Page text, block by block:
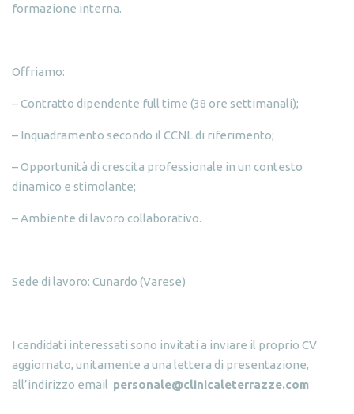
formazione interna.
Offriamo:
– Contratto dipendente full time (38 ore settimanali);
– Inquadramento secondo il CCNL di riferimento;
– Opportunità di crescita professionale in un contesto
dinamico e stimolante;
– Ambiente di lavoro collaborativo.
Sede di lavoro: Cunardo (Varese)
I candidati interessati sono invitati a inviare il proprio CV
aggiornato, unitamente a una lettera di presentazione,
all’indirizzo email personale@clinicaleterrazze.com